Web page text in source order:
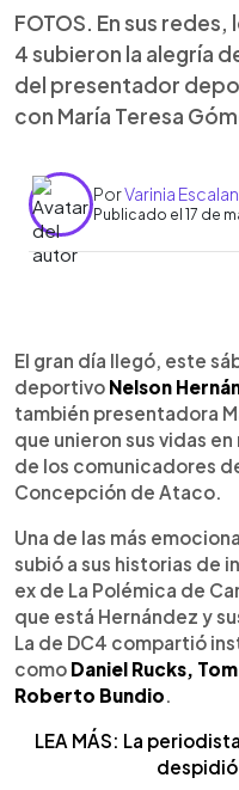
FOTOS. En sus
4 subieron la alegría
del presentador
con María Teresa
PorVarinia
Publicado el 17 de
► Escuchar
El gran día llegó, este
deportivo Nelson
también presentadora
que unieron sus vidas
de los comunicadores
Concepción de Ataco.
Una de las más
subió a sus historias de
ex de La Polémica de
que está Hernández y
La de DC4 compartió
como Daniel Rucks,
Roberto Bundio
LEA MÁS: La
despidió